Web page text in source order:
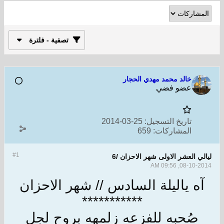
تصفية - فلترة
خالد محمد مهدي الحجار
عضو فضي
تاريخ التسجيل: 25-03-2014
المشاركات: 659
#1 ليالي العشر الاولى شهر الاحزان /6
08-10-2014, 09:56 AM
آه ياليلة السادس // شهر الاحزان
***********
صُحبه للفزعه زلمهه بروح لجل